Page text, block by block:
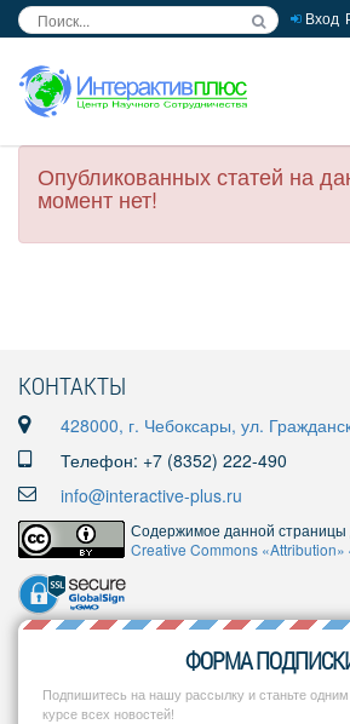
Вход
Опубликованных статей на
момент нет!
КОНТАКТЫ
428000, г. Чебоксары, ул.
Телефон: +7 (8352) 222-490
info@interactive-plus.ru
Содержимое данной страницы
Creative Commons «Attribution»
ФОРМА
Подпишитесь на нашу рассылку и станьте
курсе всех новостей!